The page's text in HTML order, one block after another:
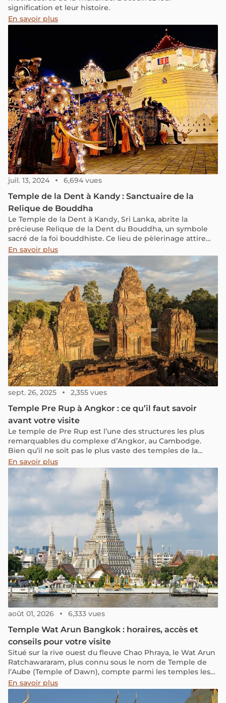
signification et leur histoire.
En savoir plus
juil. 13, 2024 6,694 vues
Temple de la Dent à Kandy : Sanctuaire de la
Relique de Bouddha
Le Temple de la Dent à Kandy, Sri Lanka, abrite la
précieuse Relique de la Dent du Bouddha, un symbole
sacré de la foi bouddhiste. Ce lieu de pèlerinage attire
chaque année des milliers de fidèles et de touristes,
fascinés par ses cérémonies rituelles quotidiennes et le
spectaculaire festival de l'Esala Perahera.
En savoir plus
sept. 26, 2025 2,355 vues
Temple Pre Rup à Angkor : ce qu’il faut savoir
avant votre visite
Le temple de Pre Rup est l’une des structures les plus
remarquables du complexe d’Angkor, au Cambodge.
Bien qu’il ne soit pas le plus vaste des temples de la
région, Pre Rup dégage une atmosphère particulière,
difficile à décrire. Construit au Xe siècle sous le règne du
roi Rajendravarman II, ce temple hindou dédié à Shiva
figure parmi les réalisations les plus impressionnantes de
l’Empire khmer. C’est aussi, sans doute, l’un des lieux les
plus méconnus pour admirer le coucher du soleil dans le
parc d’Angkor.
En savoir plus
août 01, 2026 6,333 vues
Temple Wat Arun Bangkok : horaires, accès et
conseils pour votre visite
Situé sur la rive ouest du fleuve Chao Phraya, le Wat Arun
Ratchawararam, plus connu sous le nom de Temple de
l’Aube (Temple of Dawn), compte parmi les temples les
plus emblématiques de Bangkok. Avec plus de trois
siècles d’histoire, une architecture singulière et un
emplacement privilégié au bord du fleuve, il incarne à la
En savoir plus